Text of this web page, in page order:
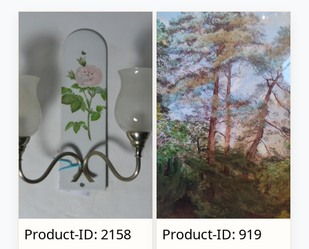
Product-ID: 2158
Product-ID: 919